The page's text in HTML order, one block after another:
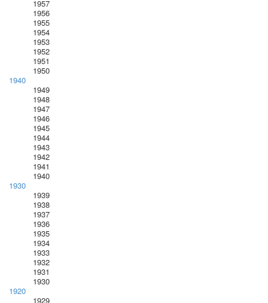
1957
1956
1955
1954
1953
1952
1951
1950
1940
1949
1948
1947
1946
1945
1944
1943
1942
1941
1940
1930
1939
1938
1937
1936
1935
1934
1933
1932
1931
1930
1920
1929